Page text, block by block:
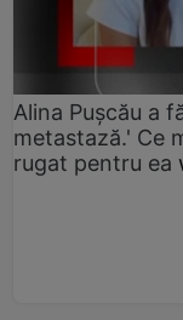
Alina Pușcău a
metastază.' Ce
rugat pentru ea